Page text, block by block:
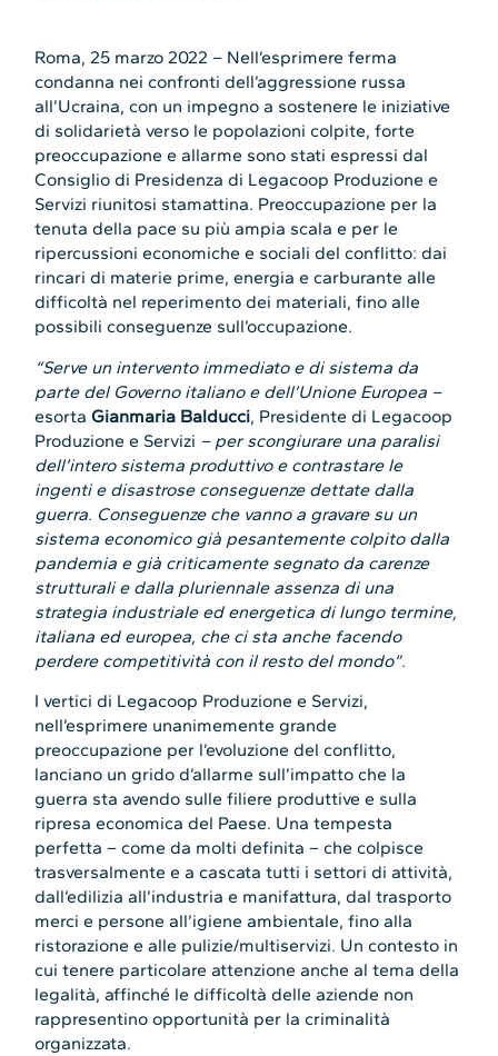
Roma, 25 marzo 2022 – Nell’esprimere ferma
condanna nei confronti dell’aggressione russa
all’Ucraina, con un impegno a sostenere le iniziative
di solidarietà verso le popolazioni colpite, forte
preoccupazione e allarme sono stati espressi dal
Consiglio di Presidenza di Legacoop Produzione e
Servizi riunitosi stamattina. Preoccupazione per la
tenuta della pace su più ampia scala e per le
ripercussioni economiche e sociali del conflitto: dai
rincari di materie prime, energia e carburante alle
difficoltà nel reperimento dei materiali, fino alle
possibili conseguenze sull’occupazione.
“Serve un intervento immediato e di sistema da
parte del Governo italiano e dell’Unione Europea –
esortaGianmaria Balducci, Presidente di Legacoop
Produzione e Servizi – per scongiurare una paralisi
dell’intero sistema produttivo e contrastare le
ingenti e disastrose conseguenze dettate dalla
guerra. Conseguenze che vanno a gravare su un
sistema economico già pesantemente colpito dalla
pandemia e già criticamente segnato da carenze
strutturali e dalla pluriennale assenza di una
strategia industriale ed energetica di lungo termine,
italiana ed europea, che ci sta anche facendo
perdere competitività con il resto del mondo”.
I vertici di Legacoop Produzione e Servizi,
nell’esprimere unanimemente grande
preoccupazione per l’evoluzione del conflitto,
lanciano un grido d’allarme sull’impatto che la
guerra sta avendo sulle filiere produttive e sulla
ripresa economica del Paese. Una tempesta
perfetta – come da molti definita – che colpisce
trasversalmente e a cascata tutti i settori di attività,
dall’edilizia all’industria e manifattura, dal trasporto
merci e persone all’igiene ambientale, fino alla
ristorazione e alle pulizie/multiservizi. Un contesto in
cui tenere particolare attenzione anche al tema della
legalità, affinché le difficoltà delle aziende non
rappresentino opportunità per la criminalità
organizzata.